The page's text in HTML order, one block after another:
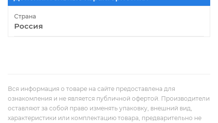
Страна
Россия
Вся информация о товаре на сайте предоставлена для
ознакомления и не является публичной офертой. Производители
оставляют за собой право изменять упаковку, внешний вид,
характеристики или комплектацию товара, предварительно не